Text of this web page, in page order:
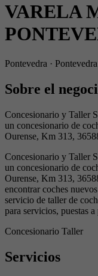
VARELA
Pontevedra ·
Sobre el
Concesionario y Taller
un concesionario de
Ourense, Km 313,
Concesionario y Taller
un concesionario de
Ourense, Km 313,
encontrar coches
servicio de taller de
para servicios, puestas
Concesionario Taller
Servicios